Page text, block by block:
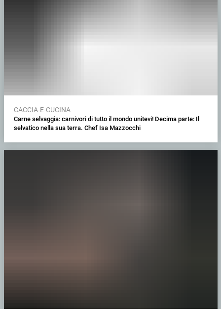
CACCIA-E-CUCINA
Carne selvaggia: carnivori di tutto il mondo unitevi! Decima parte: Il
selvatico nella sua terra. Chef Isa Mazzocchi